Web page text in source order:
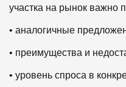
участка на рынок важно
• аналогичные
• преимущества и
• уровень спроса в